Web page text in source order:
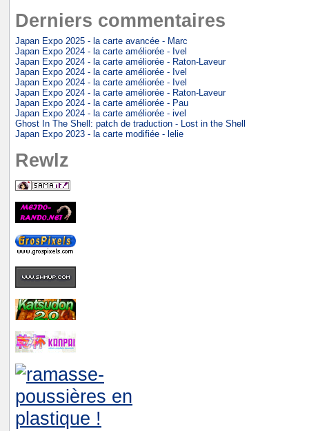
Derniers commentaires
Japan Expo 2025 - la carte avancée - Marc
Japan Expo 2024 - la carte améliorée - Ivel
Japan Expo 2024 - la carte améliorée - Raton-Laveur
Japan Expo 2024 - la carte améliorée - Ivel
Japan Expo 2024 - la carte améliorée - Ivel
Japan Expo 2024 - la carte améliorée - Raton-Laveur
Japan Expo 2024 - la carte améliorée - Pau
Japan Expo 2024 - la carte améliorée - ivel
Ghost In The Shell: patch de traduction - Lost in the Shell
Japan Expo 2023 - la carte modifiée - lelie
Rewlz